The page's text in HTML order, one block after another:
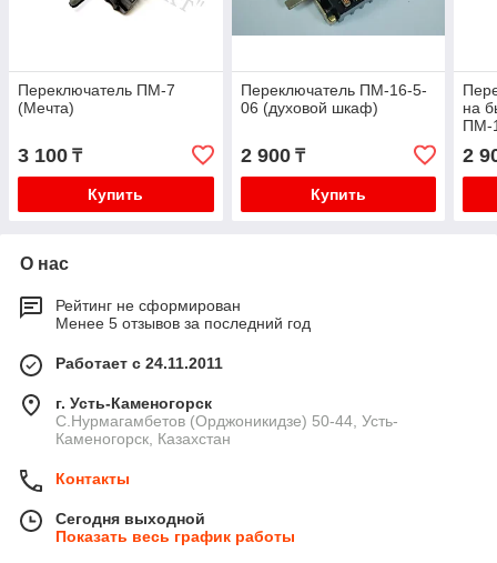
Переключатель ПМ-7
(Мечта)
3 100 ₸
Купить
Переключатель ПМ-16-5-
06 (духовой шкаф)
2 900₸
Купить
на
ПМ-
2
О нас
Рейтинг не сформирован
Менее 5 отзывов за последний год
Работает с 24.11.2011
г. Усть-Каменогорск
С.Нурмагамбетов (Орджоникидзе) 50-44, Усть-
Каменогорск, Казахстан
Контакты
Сегодня выходной
Показать весь график работы